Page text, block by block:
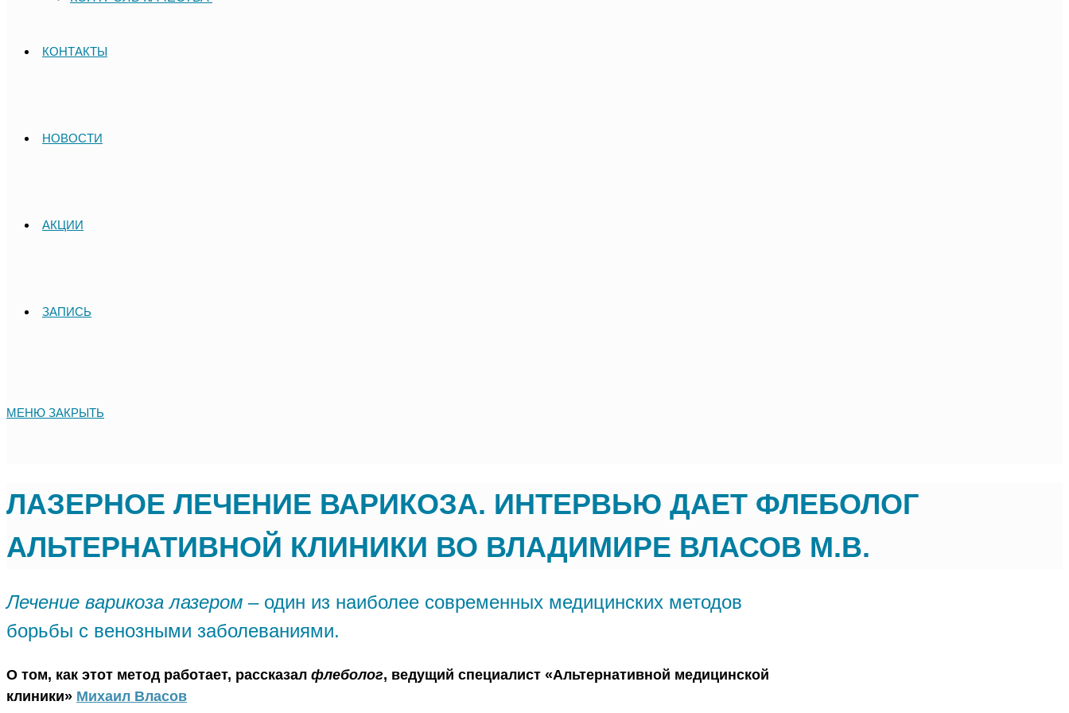
КОНТАКТЫ
НОВОСТИ
АКЦИИ
ЗАПИСЬ
МЕНЮ ЗАКРЫТЬ
ЛАЗЕРНОЕ ЛЕЧЕНИЕ ВАРИКОЗА. ИНТЕРВЬЮ ДАЕТ ФЛЕБОЛОГ
АЛЬТЕРНАТИВНОЙ КЛИНИКИ ВО ВЛАДИМИРЕ ВЛАСОВ М.В.
Лечение варикоза лазером – один из наиболее современных медицинских методов
борьбы с венозными заболеваниями.
О том, как этот метод работает, рассказал флеболог, ведущий специалист «Альтернативной медицинской
клиники» Михаил Власов